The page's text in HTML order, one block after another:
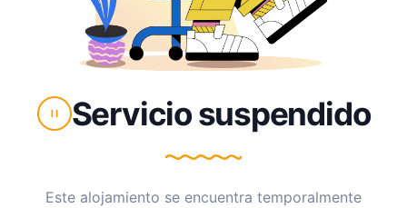
Servicio suspendido
Este alojamiento se encuentra temporalmente